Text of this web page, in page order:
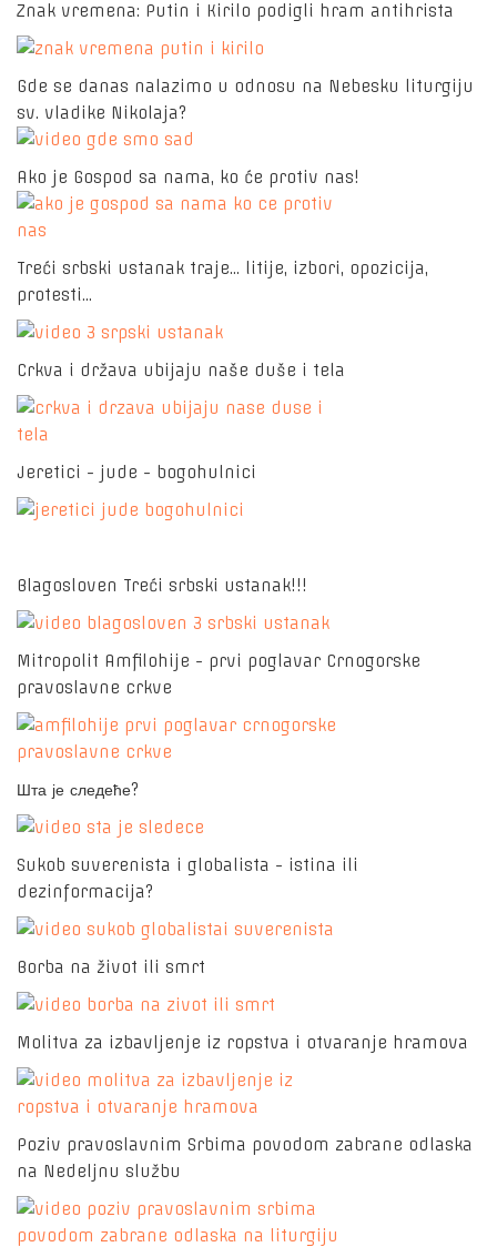
Znak vremena: Putin i Kirilo podigli hram antihrista
Gde se danas nalazimo u odnosu na Nebesku liturgiju
sv. vladike Nikolaja?
Ako je Gospod sa nama, ko će protiv nas!
Treći srbski ustanak traje... litije, izbori, opozicija,
protesti...
Crkva i država ubijaju naše duše i tela
Jeretici - jude - bogohulnici
Blagosloven Treći srbski ustanak!!!
Mitropolit Amfilohije - prvi poglavar Crnogorske
pravoslavne crkve
Шта је следеће?
Sukob suverenista i globalista - istina ili
dezinformacija?
Borba na život ili smrt
Molitva za izbavljenje iz ropstva i otvaranje hramova
Poziv pravoslavnim Srbima povodom zabrane odlaska
na Nedeljnu službu